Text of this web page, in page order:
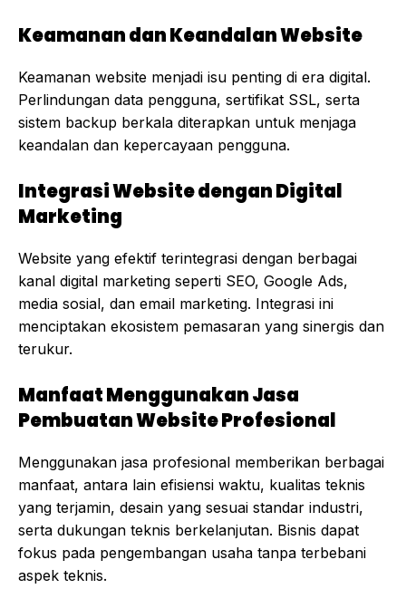
Keamanan dan Keandalan Website
Keamanan website menjadi isu penting di era digital.
Perlindungan data pengguna, sertifikat SSL, serta
sistem backup berkala diterapkan untuk menjaga
keandalan dan kepercayaan pengguna.
Integrasi Website dengan Digital
Marketing
Website yang efektif terintegrasi dengan berbagai
kanal digital marketing seperti SEO, Google Ads,
media sosial, dan email marketing. Integrasi ini
menciptakan ekosistem pemasaran yang sinergis dan
terukur.
Manfaat Menggunakan Jasa
Pembuatan Website Profesional
Menggunakan jasa profesional memberikan berbagai
manfaat, antara lain efisiensi waktu, kualitas teknis
yang terjamin, desain yang sesuai standar industri,
serta dukungan teknis berkelanjutan. Bisnis dapat
fokus pada pengembangan usaha tanpa terbebani
aspek teknis.